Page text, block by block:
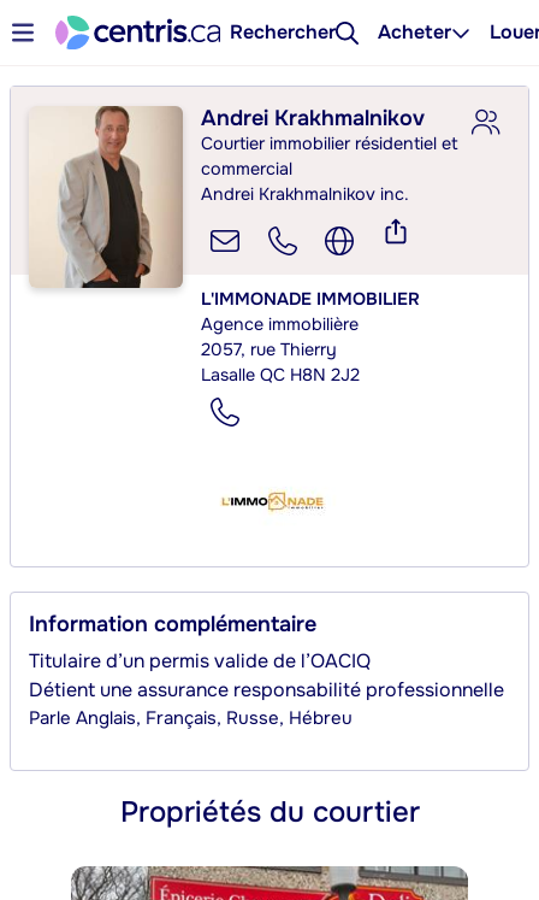
Rechercher Acheter
Andrei Krakhmalnikov
Courtier immobilier résidentiel et
commercial
Andrei Krakhmalnikov inc.
L'IMMONADE IMMOBILIER
Agence immobilière
2057, rue Thierry
Lasalle QC H8N 2J2
Information complémentaire
Titulaire d’un permis valide de l’OACIQ
Détient une assurance responsabilité professionnelle
Parle Anglais, Français, Russe, Hébreu
Propriétés du courtier